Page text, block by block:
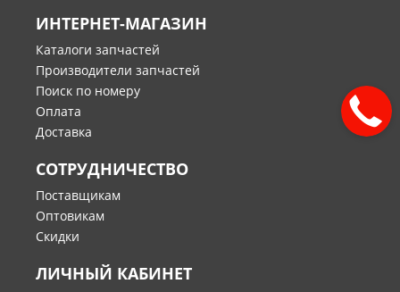
ИНТЕРНЕТ-МАГАЗИН
Каталоги запчастей
Производители запчастей
Поиск по номеру
Оплата
Доставка
СОТРУДНИЧЕСТВО
Поставщикам
Оптовикам
Скидки
ЛИЧНЫЙ КАБИНЕТ